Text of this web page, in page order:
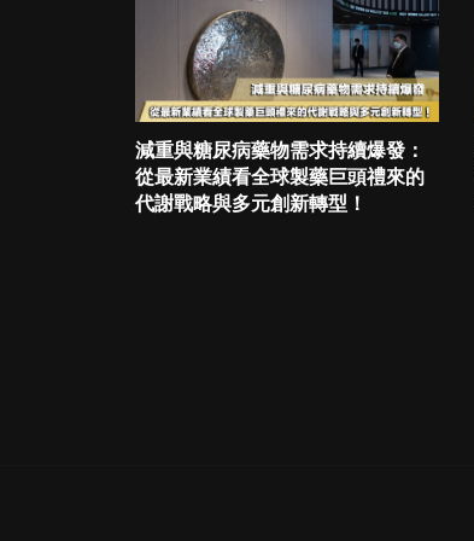
減重與糖尿病藥物需求持續爆發：
從最新業績看全球製藥巨頭禮來的
代謝戰略與多元創新轉型！